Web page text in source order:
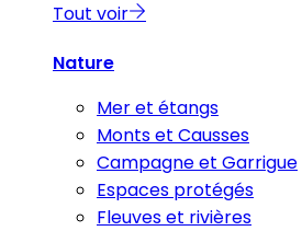
Tout voir
Nature
Mer et étangs
Monts et Causses
Campagne et Garrigue
Espaces protégés
Fleuves et rivières